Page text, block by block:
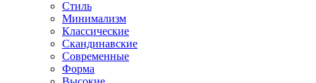
Стиль
Минимализм
Классические
Скандинавские
Современные
Форма